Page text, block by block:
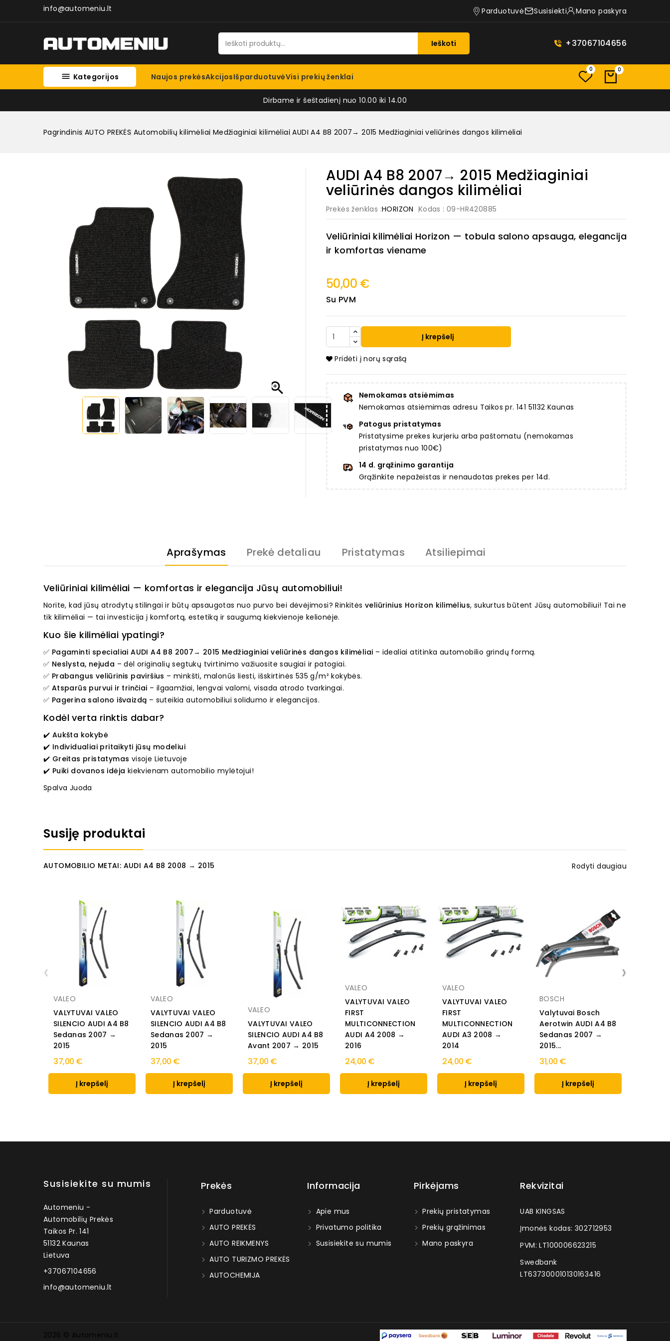
info@automeniu.lt Parduotuvė Susisiekti Mano paskyra
Ieškoti +37067104656
 Kategorijos Naujos prekėsAkcijosIšparduotuvėVisi prekių ženklai
0 0
Dirbame ir šeštadienį nuo 10.00 iki 14.00
Pagrindinis AUTO PREKĖS Automobilių kilimėliai Medžiaginiai kilimėliai AUDI A4 B8 2007→ 2015 Medžiaginiai veliūrinės dangos kilimėliai

AUDI A4 B8 2007→ 2015 Medžiaginiai
veliūrinės dangos kilimėliai
Prekės ženklas :HORIZON Kodas : 09-HR420885
Veliūriniai kilimėliai Horizon — tobula salono apsauga, elegancija
ir komfortas viename
50,00 €
Su PVM
Į krepšelį
Pridėti į norų sąrašą
Nemokamas atsiėmimas
Nemokamas atsiėmimas adresu Taikos pr. 141 51132 Kaunas
Patogus pristatymas
Pristatysime prekes kurjeriu arba paštomatu (nemokamas
pristatymas nuo 100€)
14 d. grąžinimo garantija
Grąžinkite nepažeistas ir nenaudotas prekes per 14d.
Aprašymas Prekė detaliau Pristatymas Atsiliepimai
Veliūriniai kilimėliai — komfortas ir elegancija Jūsų automobiliui!
Norite, kad jūsų atrodytų stilingai ir būtų apsaugotas nuo purvo bei dėvėjimosi? Rinkitėsveliūrinius Horizon kilimėlius, sukurtus būtent Jūsų automobiliui! Tai ne
tik kilimėliai — tai investicija į komfortą, estetiką ir saugumą kiekvienoje kelionėje.
Kuo šie kilimėliai ypatingi?
✅ Pagaminti specialiai AUDI A4 B8 2007→ 2015 Medžiaginiai veliūrinės dangos kilimėliai – idealiai atitinka automobilio grindų formą.
✅ Neslysta, nejuda – dėl originalių segtukų tvirtinimo važiuosite saugiai ir patogiai.
✅ Prabangus veliūrinis paviršius – minkšti, malonūs liesti, išskirtinės 535 g/m² kokybės.
✅ Atsparūs purvui ir trinčiai – ilgaamžiai, lengvai valomi, visada atrodo tvarkingai.
✅ Pagerina salono išvaizdą – suteikia automobiliui solidumo ir elegancijos.
Kodėl verta rinktis dabar?
✔️ Aukšta kokybė
✔️ Individualiai pritaikyti jūsų modeliui
✔️ Greitas pristatymas visoje Lietuvoje
✔️ Puiki dovanos idėja kiekvienam automobilio mylėtojui!
Spalva Juoda
Susiję produktai
AUTOMOBILIO METAI: AUDI A4 B8 2008 → 2015 Rodyti daugiau
VALEO
VALYTUVAI VALEO
SILENCIO AUDI A4 B8
Sedanas 2007 →
2015
37,00 €
Į krepšelį
VALEO
VALYTUVAI VALEO
SILENCIO AUDI A4 B8
Sedanas 2007 →
2015
37,00 €
Į krepšelį
VALEO
VALYTUVAI VALEO
SILENCIO AUDI A4 B8
Avant 2007 → 2015
37,00 €
Į krepšelį
VALEO
VALYTUVAI VALEO
FIRST
MULTICONNECTION
AUDI A4 2008 →
2016
24,00 €
Į krepšelį
VALEO
VALYTUVAI VALEO
FIRST
MULTICONNECTION
AUDI A3 2008 →
2014
24,00 €
Į krepšelį
BOSCH
Valytuvai Bosch
Aerotwin AUDI A4 B8
Sedanas 2007 →
2015...
31,00 €
Į krepšelį
‹ ›
Susisiekite su mumis
Automeniu -
Automobilių Prekės
Taikos Pr. 141
51132 Kaunas
Lietuva
+37067104656
info@automeniu.lt
Prekės
Parduotuvė
AUTO PREKĖS
AUTO REIKMENYS
AUTO TURIZMO PREKĖS
AUTOCHEMIJA
Informacija
Apie mus
Privatumo politika
Susisiekite su mumis
Pirkėjams
Prekių pristatymas
Prekių grąžinimas
Mano paskyra
Rekvizitai
UAB KINGSAS
Įmonės kodas: 302712953
PVM: LT100006623215
Swedbank
LT637300010130163416
2026 © Automeniu.lt